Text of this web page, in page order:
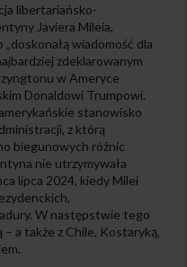
libertariańsko-
Javiera Mileia,
wiadomość dla
zdeklarowanym
w Ameryce
Donaldowi Trumpowi.
stanowisko
z którą
biegunowych różnic
nie utrzymywała
lipca 2024, kiedy Milei
W następstwie tego
a także z Chile, Kostaryką,